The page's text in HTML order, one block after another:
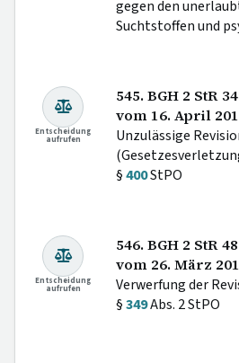
gegen den
Suchtstoffen und
Entscheidung
aufrufen
545. BGH 2 StR
vom 16. April
Unzulässige
§400StPO
Entscheidung
aufrufen
546. BGH 2 StR
vom 26. März
Verwerfung der
§349Abs. 2 StPO